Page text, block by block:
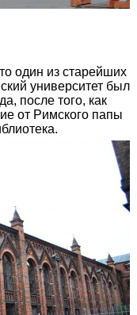
один из старейших
университет был
после того, как
от Римского папы